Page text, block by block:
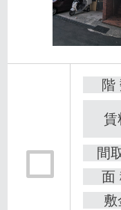
階
賃
間
面
敷